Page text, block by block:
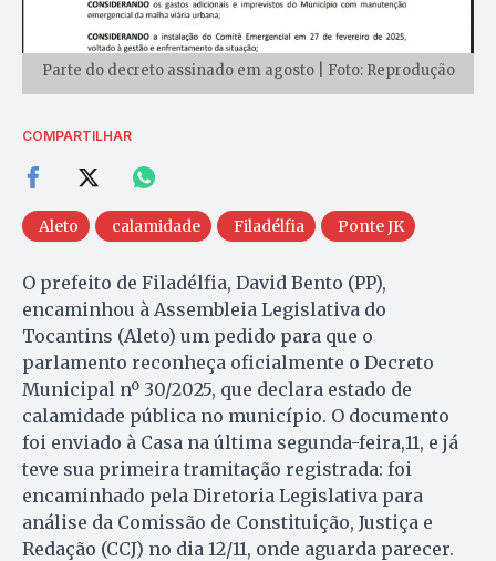
Parte do decreto assinado em agosto | Foto: Reprodução
COMPARTILHAR
Aleto calamidade Filadélfia Ponte JK
O prefeito de Filadélfia, David Bento (PP),
encaminhou à Assembleia Legislativa do
Tocantins (Aleto) um pedido para que o
parlamento reconheça oficialmente o Decreto
Municipal nº 30/2025, que declara estado de
calamidade pública no município. O documento
foi enviado à Casa na última segunda-feira,11, e já
teve sua primeira tramitação registrada: foi
encaminhado pela Diretoria Legislativa para
análise da Comissão de Constituição, Justiça e
Redação (CCJ) no dia 12/11, onde aguarda parecer.